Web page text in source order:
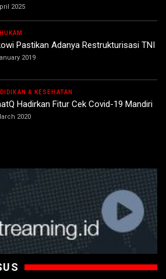
2025
Pastikan Adanya Restrukturisasi TNI
2019
& KESEHATAN
Hadirkan Fitur Cek Covid-19 Mandiri
2020